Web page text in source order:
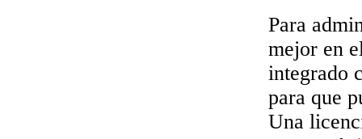
Para
mejor en
integrado
para que
Una